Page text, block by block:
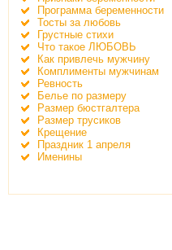
Программа беременности
Тосты за любовь
Грустные стихи
Что такое ЛЮБОВЬ
Как привлечь мужчину
Комплименты мужчинам
Ревность
Белье по размеру
Размер бюстгалтера
Размер трусиков
Крещение
Праздник 1 апреля
Именины